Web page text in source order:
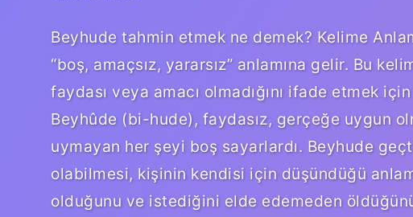
Beyhude tahmin etmek ne demek? Kelime
“boş, amaçsız, yararsız” anlamına gelir. Bu
faydası veya amacı olmadığını ifade etmek
Beyhûde (bi-hude), faydasız, gerçeğe uygun
uymayan her şeyi boş sayarlardı. Beyhude
olabilmesi, kişinin kendisi için düşündüğü
olduğunu ve istediğini elde edemeden